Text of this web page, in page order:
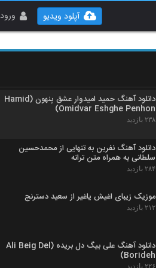
ورود آپلود ویدیو
موزیک زیبای علی کوچولو از علیرضا جی جی
دانلود آهنگ حمید امیدوار عشق پنهون (Hamid
Omidvar Eshghe Penhon)
۲۳۸ بازدید
دانلود آهنگ نفرین به تنهایی از محمدحسین
سلطانی به همراه متن ترانه
۲۸۴ بازدید
موزیک زیبای اغیش یاغیر از سعید دسترنج
۲۱۲ بازدید
دانلود آهنگ علی بیگ دل بریده (Ali Beig Del
Borideh)
۲۲۶ بازدید